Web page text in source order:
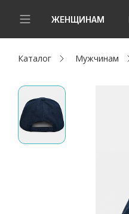
ЖЕНЩИНАМ
Новинки
Женщинам
Мужчинам
Каталог Мужчинам